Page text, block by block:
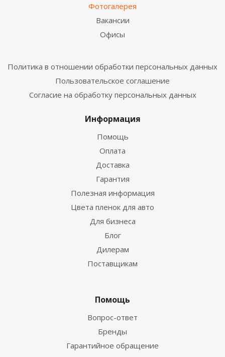
Фотогалерея
Вакансии
Офисы
Политика в отношении обработки персональных данных
Пользовательское соглашение
Согласие на обработку персональных данных
Информация
Помощь
Оплата
Доставка
Гарантия
Полезная информация
Цвета пленок для авто
Для бизнеса
Блог
Дилерам
Поставщикам
Помощь
Вопрос-ответ
Бренды
Гарантийное обращение